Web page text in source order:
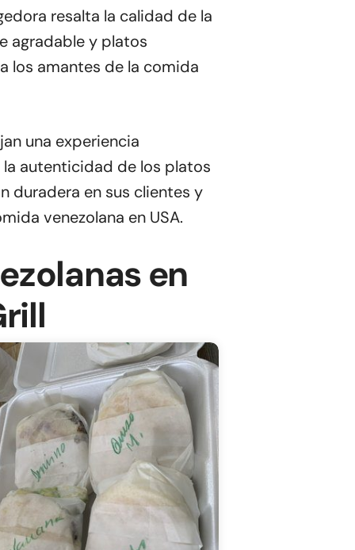
resalta la calidad de la
agradable y platos
los amantes de la comida
una experiencia
autenticidad de los platos
duradera en sus clientes y
venezolana en USA.
en